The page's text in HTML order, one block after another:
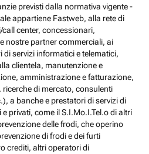
previsti dalla normativa vigente -
appartiene Fastweb, alla rete di
center, concessionari,
nostre partner commerciali, ai
servizi informatici e telematici,
clientela, manutenzione e
amministrazione e fatturazione,
di mercato, consulenti
a banche e prestatori di servizi di
privati, come il S.I.Mo.I.Tel.o di altri
delle frodi, che operino
di frodi e dei furti
crediti, altri operatori di